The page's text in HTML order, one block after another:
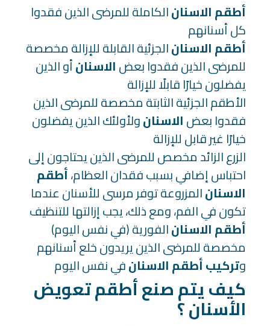
أطقم الاسنانالكاملة للمرضى الذين فقدوا
كل أسنانهم
أطقم الاسنانالجزئية القابلة للإزالة مخصصة
للمرضى الذين فقدوا بعضالاسنانأو الذين
يفضلون خيارًا قابلًا للإزالة
الأطقم الجزئية الثابتة مخصصة للمرضى الذين
فقدوا بعضالاسنانولأولئك الذين يفضلون
خيارًا غير قابل للإزالة
الزرع الزائد مخصص للمرضى الذين يحتاجون إلى
احتباس إضافي بسبب فقدان العظام،أطقم
الاسنانالمزروعة توفر مرسى للأسنان عندما
تكون في الفم، ومع ذلك، يجب إزالتها للتنظيف
أطقم الاسنانالفورية (في نفس اليوم)
مخصصة للمرضى الذين يريدون خلع أسنانهم
وتركيب أطقم الاسنانفي نفس اليوم
كيف يتم صنع أطقم تعويض
الأسنان ؟